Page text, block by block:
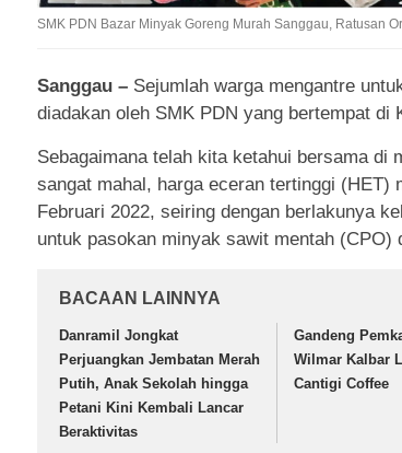
SMK PDN Bazar Minyak Goreng Murah Sanggau, Ratusan
Sanggau – Sejumlah warga mengantre
diadakan oleh SMK PDN yang bertempat di
Sebagaimana telah kita ketahui bersama di
sangat mahal, harga eceran tertinggi (HET)
Februari 2022, seiring dengan berlakunya
untuk pasokan minyak sawit mentah (CPO)
BACAAN LAINNYA
Danramil Jongkat
Perjuangkan Jembatan Merah
Putih, Anak Sekolah hingga
Petani Kini Kembali Lancar
Beraktivitas
Gandeng
Wilmar Kalbar
Cantigi Coffee